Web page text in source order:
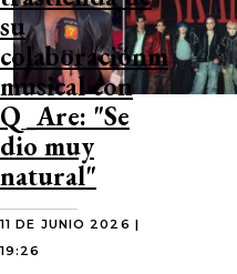
su
colaboraciónm
musical con
Q_Are: "Se
dio muy
natural"
11 DE JUNIO 2026 |
19:26